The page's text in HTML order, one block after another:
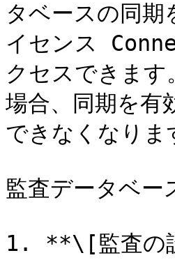
タベースの同
イセンス
クセスできま
場合、同期を有
できなくなりま
監査データベー
1. **\[監査の